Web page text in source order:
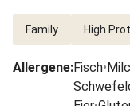
Family High
Allergene:Fisch•